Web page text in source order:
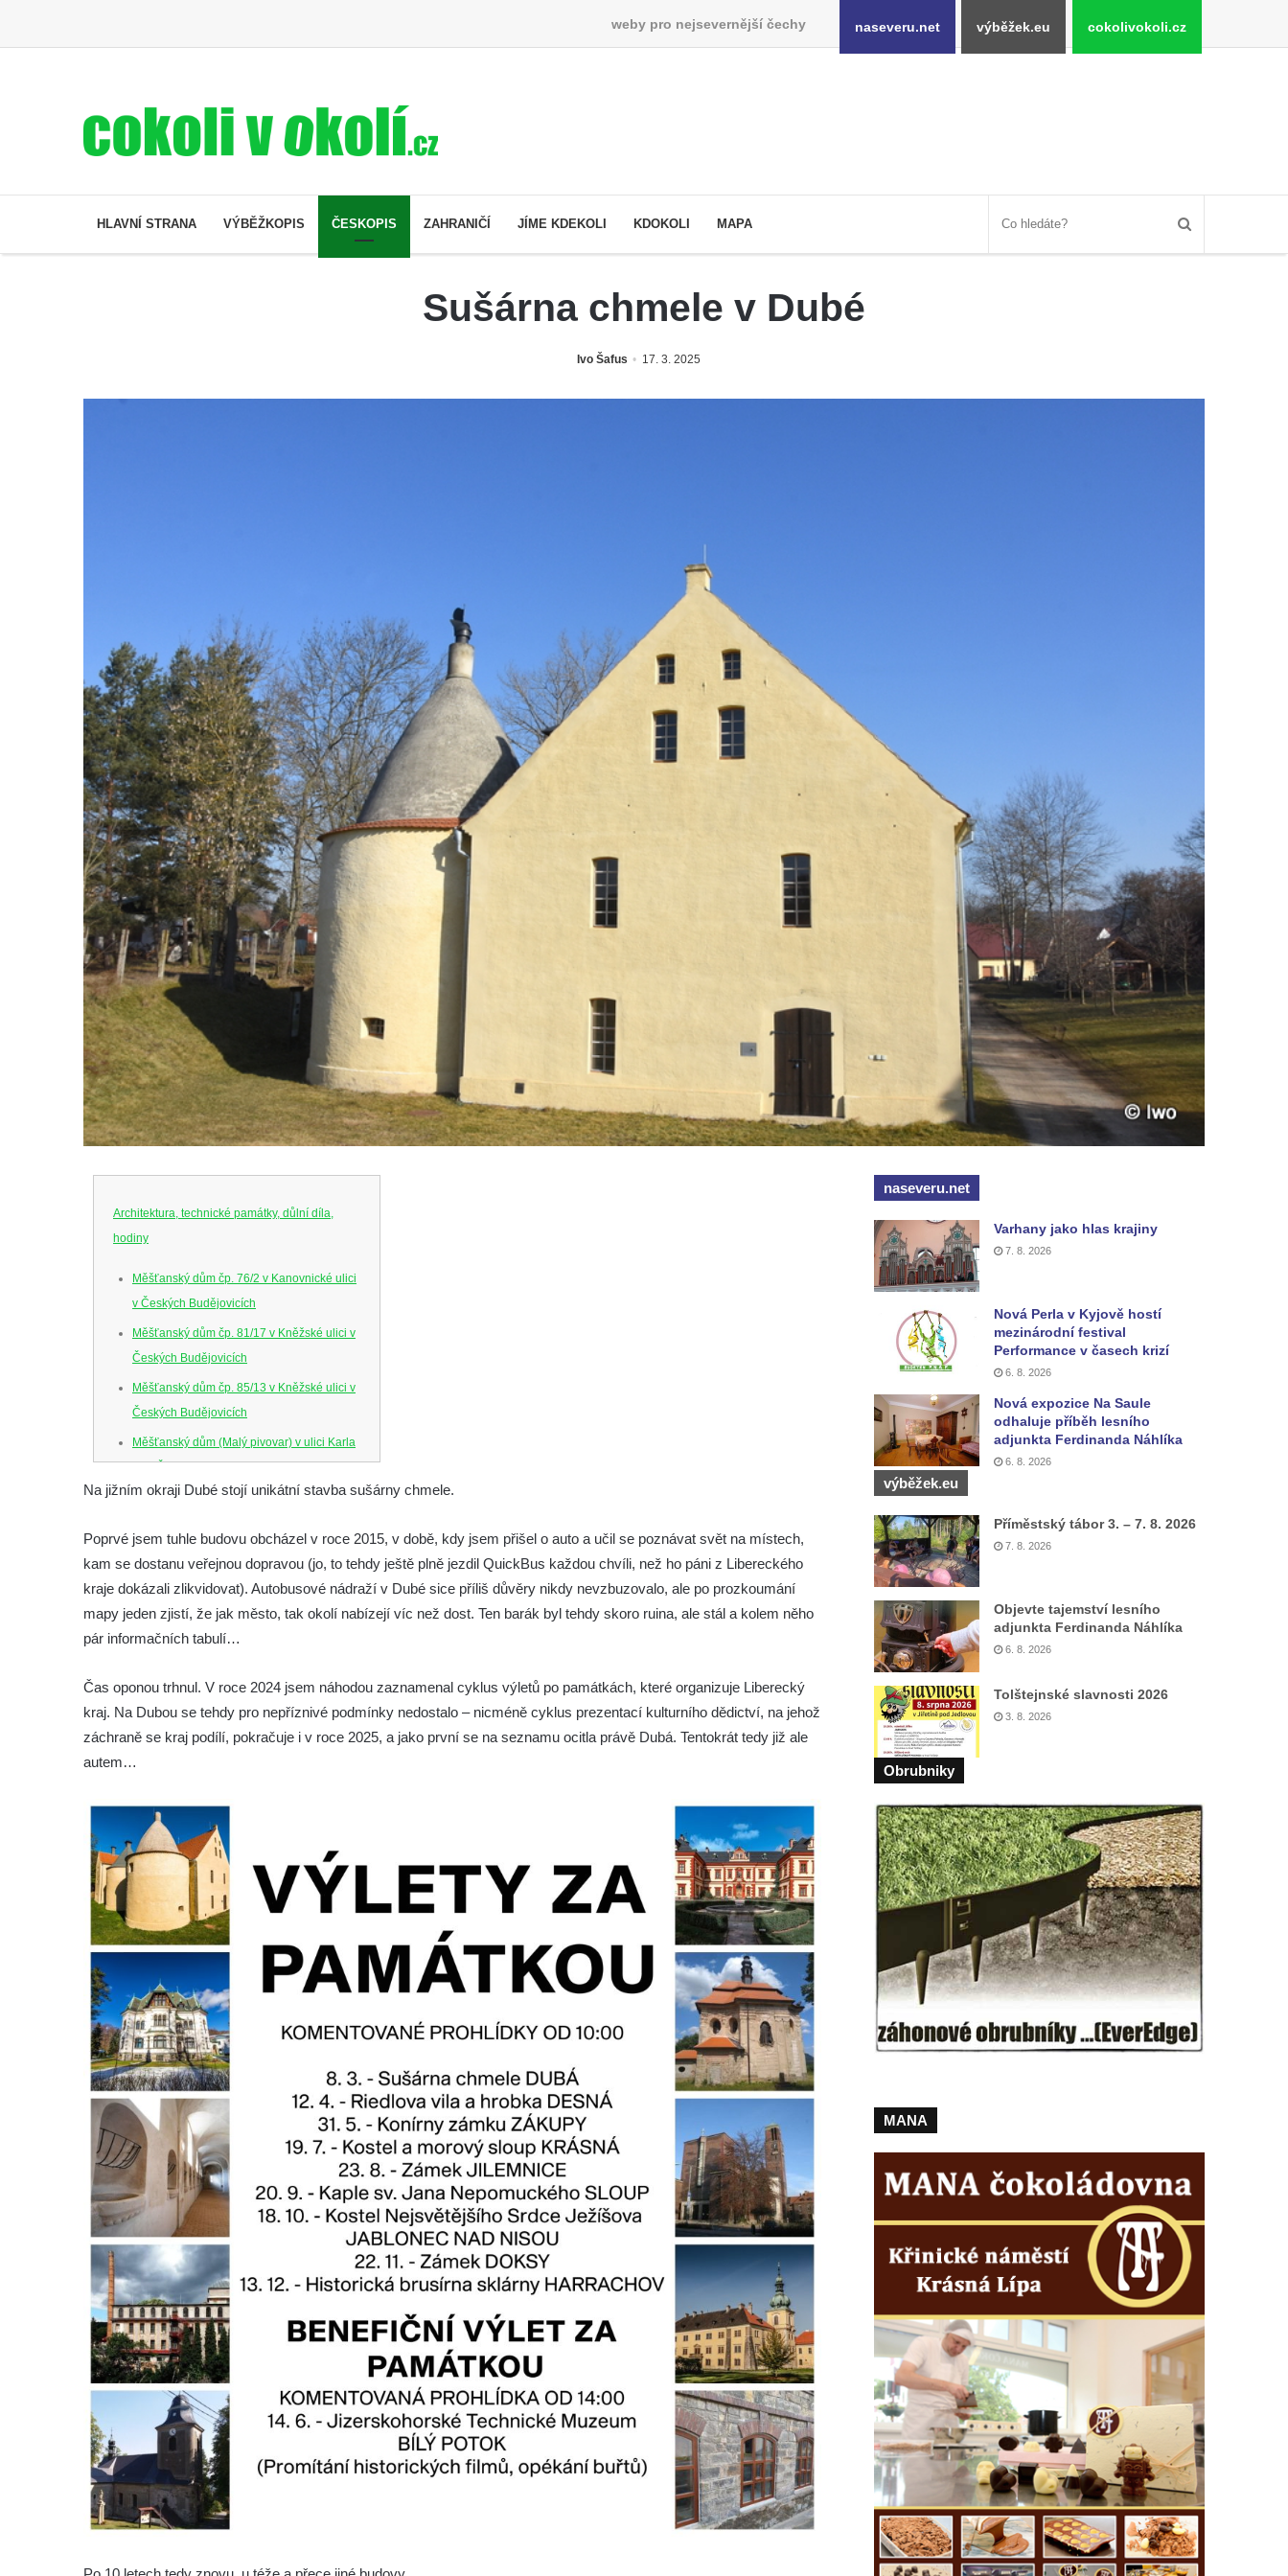
weby pro nejsevernější čechy naseveru.net výběžek.eu cokolivokoli.cz
HLAVNÍ STRANA VÝBĚŽKOPIS ČESKOPIS ZAHRANIČÍ JÍME KDEKOLI KDOKOLI MAPA
Sušárna chmele v Dubé
Ivo Šafus 17. 3. 2025
Architektura, technické památky, důlní díla,
hodiny
Měšťanský dům čp. 76/2 v Kanovnické ulici
v Českých Budějovicích
Měšťanský dům čp. 81/17 v Kněžské ulici v
Českých Budějovicích
Měšťanský dům čp. 85/13 v Kněžské ulici v
Českých Budějovicích
Měšťanský dům (Malý pivovar) v ulici Karla
IV. v Českých Budějovicích
Dům U Ferusů na Senovážném náměstí v
Solnice na Piaristickém náměstí v Českých
Biskupská rezidence v Českých
Budějovicích
či Kaplanka
Fara v Římově
Budova spořitelny čp. 1127/1 a 1127/25 v
Rumburku
průmyslové banky čp. 852/30 v Rumburku
Gymnázium v Rumburku
Budova čp. 1066/3 (Základní škola Tyršova)
v Rumburku
Dům čp. 100/5 na Lužickém náměstí v
Rumburku
Dům čp. 105/10 na Lužickém náměstí v
Rumburku
Dům čp. 103/8 na Lužickém náměstí v
Rumburku
Dům čp. 101/6 na Lužickém náměstí v
Rumburku
Dům čp. 104/9 na Lužickém náměstí v
Rumburku
Dům čp. 102/7 na Lužickém náměstí v
Rumburku
Dům čp. 99/4 na Lužickém náměstí v
Rumburku (tiskárna Heinricha Pfeifera)
Bývalý špitál v Teplé
Josef Meisel jun., tkalcovna a barevna u
Dolního Podluží
Mattoniho továrna v lázních Kyselka
Dům Stallburg v lázních Kyselka
Vilemínka (Vilemínin dvůr) v lázních
Kyselka
Švýcarský dvůr v lázních Kyselka
Na jižním okraji Dubé stojí unikátní stavba sušárny chmele.
Poprvé jsem tuhle budovu obcházel v roce 2015, v době, kdy jsem přišel o auto a učil se poznávat svět na místech,
kam se dostanu veřejnou dopravou (jo, to tehdy ještě plně jezdil QuickBus každou chvíli, než ho páni z Libereckého
kraje dokázali zlikvidovat). Autobusové nádraží v Dubé sice příliš důvěry nikdy nevzbuzovalo, ale po prozkoumání
mapy jeden zjistí, že jak město, tak okolí nabízejí víc než dost. Ten barák byl tehdy skoro ruina, ale stál a kolem něho
pár informačních tabulí…
Čas oponou trhnul. V roce 2024 jsem náhodou zaznamenal cyklus výletů po památkách, které organizuje Liberecký
kraj. Na Dubou se tehdy pro nepříznivé podmínky nedostalo – nicméně cyklus prezentací kulturního dědictví, na jehož
záchraně se kraj podílí, pokračuje i v roce 2025, a jako první se na seznamu ocitla právě Dubá. Tentokrát tedy již ale
autem…
naseveru.net
Varhany jako hlas krajiny
7. 8. 2026
Nová Perla v Kyjově hostí
mezinárodní festival
Performance v časech krizí
6. 8. 2026
Nová expozice Na Saule
odhaluje příběh lesního
adjunkta Ferdinanda Náhlíka
6. 8. 2026
výběžek.eu
Příměstský tábor 3. – 7. 8. 2026
7. 8. 2026
Objevte tajemství lesního
adjunkta Ferdinanda Náhlíka
6. 8. 2026
Tolštejnské slavnosti 2026
3. 8. 2026
Obrubniky
MANA